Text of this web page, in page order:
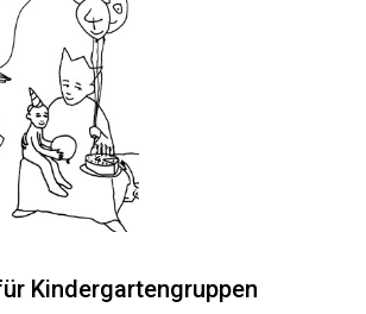
wie internationale
neue Auftragsarbeiten.
Kindergartengruppen